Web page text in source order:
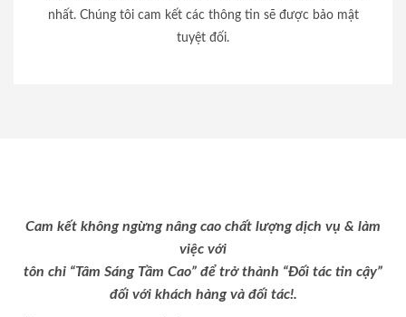
nhất. Chúng tôi cam kết các thông tin sẽ được bảo mật
tuyệt đối.
Cam kết không ngừng nâng cao chất lượng dịch vụ & làm
việc với
tôn chỉ “Tâm Sáng Tầm Cao” để trở thành “Đối tác tin cậy”
đối với khách hàng và đối tác!.